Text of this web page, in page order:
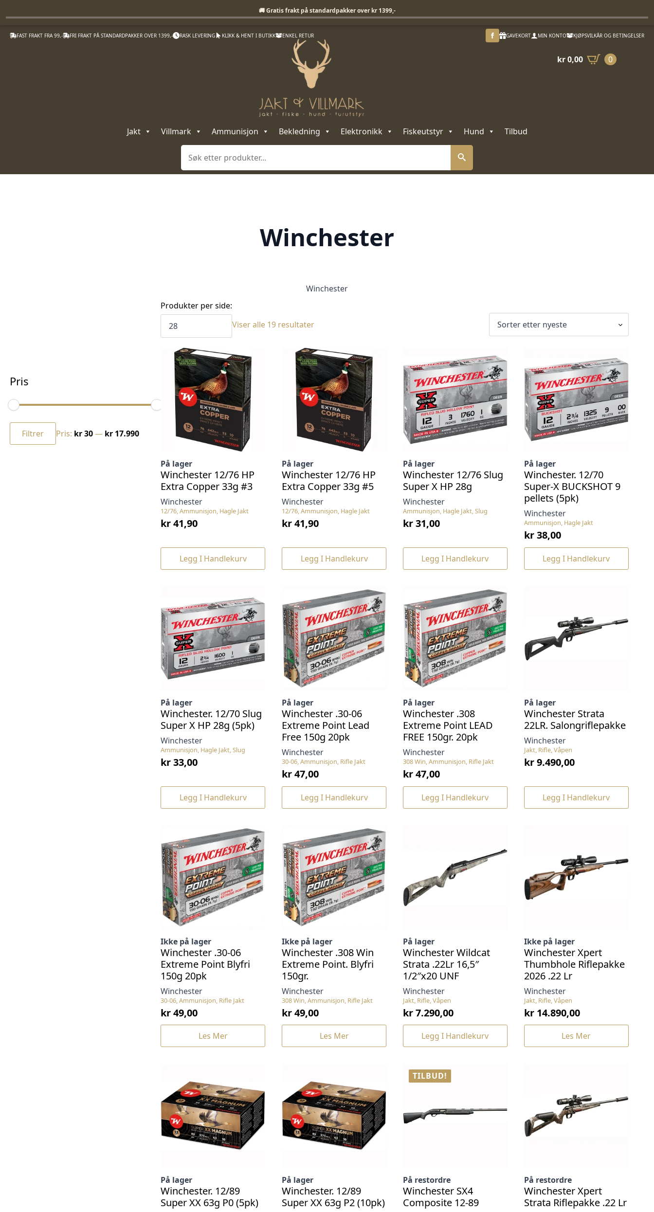
FAST FRAKT FRA 99,- FRI FRAKT PÅ STANDARDPAKKER OVER 1399,- RASK LEVERING KLIKK & HENT I BUTIKK ENKEL RETUR GAVEKORT MIN KONTO KJØPSVILKÅR OG BETINGELSER
kr0,00 0
Jakt Villmark Ammunisjon Bekledning Elektronikk Fiskeutstyr Hund
Tilbud
Søk
Winchester
Winchester
Pris
Min.
pris
Makspris
Filtrer Pris: kr 30— kr 17.990
Produkter per side:
Viser alle 19 resultaterSortert
12/76, Ammunisjon, Hagle Jakt
Winchester
På lager
Winchester 12/76 HP
Extra Copper 33g #3
kr41,90
Legg I Handlekurv
12/76, Ammunisjon, Hagle Jakt
Winchester
På lager
Winchester 12/76 HP
Extra Copper 33g #5
kr41,90
Legg I Handlekurv
Ammunisjon, Hagle Jakt, Slug
Winchester
På lager
Winchester 12/76 Slug
Super X HP 28g
kr31,00
Legg I Handlekurv
Ammunisjon, Hagle Jakt
Winchester
På lager
Winchester. 12/70
Super-X BUCKSHOT 9
pellets (5pk)
kr38,00
Legg I Handlekurv
Ammunisjon, Hagle Jakt, Slug
Winchester
På lager
Winchester. 12/70 Slug
Super X HP 28g (5pk)
kr33,00
Legg I Handlekurv
30-06, Ammunisjon, Rifle Jakt
Winchester
På lager
Winchester .30-06
Extreme Point Lead
Free 150g 20pk
kr47,00
Legg I Handlekurv
308 Win, Ammunisjon, Rifle Jakt
Winchester
På lager
Winchester .308
Extreme Point LEAD
FREE 150gr. 20pk
kr47,00
Legg I Handlekurv
Jakt, Rifle, Våpen
Winchester
På lager
Winchester Strata
22LR. Salongriflepakke
kr9.490,00
Legg I Handlekurv
30-06, Ammunisjon, Rifle Jakt
Winchester
Ikke på lager
Winchester .30-06
Extreme Point Blyfri
150g 20pk
kr49,00
Les Mer
308 Win, Ammunisjon, Rifle Jakt
Winchester
Ikke på lager
Winchester .308 Win
Extreme Point. Blyfri
150gr.
kr49,00
Les Mer
Jakt, Rifle, Våpen
Winchester
På lager
Winchester Wildcat
Strata .22Lr 16,5″
1/2″x20 UNF
kr7.290,00
Legg I Handlekurv
Jakt, Rifle, Våpen
Winchester
Ikke på lager
Winchester Xpert
Thumbhole Riflepakke
2026 .22 Lr
kr14.890,00
Les Mer
På lager
Winchester. 12/89
Super XX 63g P0 (5pk)
På lager
Winchester. 12/89
Super XX 63g P2 (10pk)
TILBUD!
På restordre
Winchester SX4
Composite 12-89
På restordre
Winchester Xpert
Strata Riflepakke .22 Lr
🚚 Gratis frakt på standardpakker over kr 1399,-